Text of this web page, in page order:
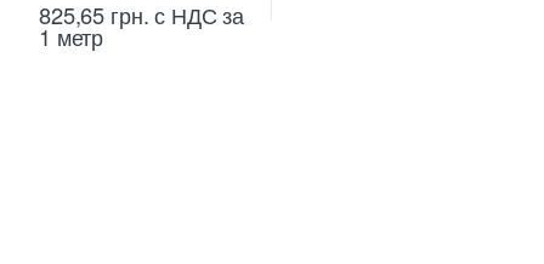
825,65 грн.с НДС за
1 метр